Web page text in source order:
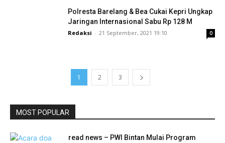
Polresta Barelang & Bea Cukai Kepri Ungkap
Jaringan Internasional Sabu Rp 128 M
Redaksi - 21 September, 2021 19:10 0
1 2 3
MOST POPULAR
read news – PWI Bintan Mulai Program